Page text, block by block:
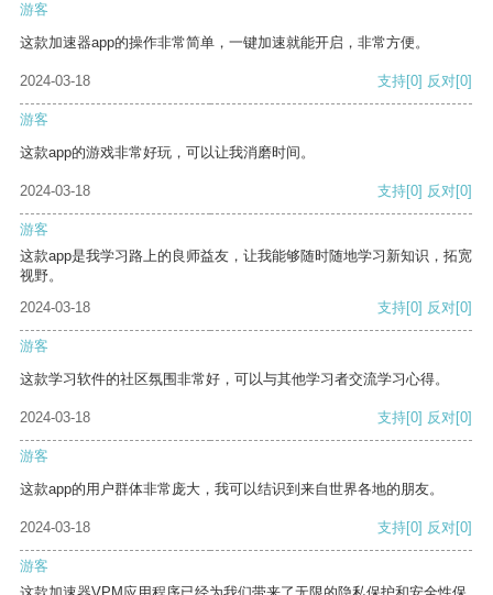
游客
这款加速器app的操作非常简单，一键加速就能开启，非常方便。
2024-03-18 支持[0] 反对[0]
游客
这款app的游戏非常好玩，可以让我消磨时间。
2024-03-18 支持[0] 反对[0]
游客
这款app是我学习路上的良师益友，让我能够随时随地学习新知识，拓宽
视野。
2024-03-18
支持[0] 反对[0]
游客
这款学习软件的社区氛围非常好，可以与其他学习者交流学习心得。
2024-03-18 支持[0] 反对[0]
游客
这款app的用户群体非常庞大，我可以结识到来自世界各地的朋友。
2024-03-18 支持[0] 反对[0]
游客